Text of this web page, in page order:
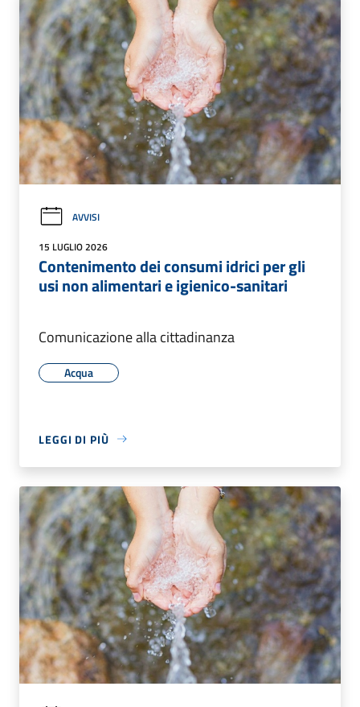
AVVISI
15 LUGLIO 2026
Contenimento dei consumi idrici per gli
usi non alimentari e igienico-sanitari
Comunicazione alla cittadinanza
Acqua
LEGGI DI PIÙ